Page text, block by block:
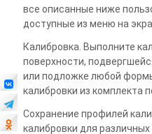
все описанные ниже
доступные из меню на
Калибровка. Выполните
поверхности,
или подложке любой
калибровки из комплекта
Сохранение профилей
калибровки для